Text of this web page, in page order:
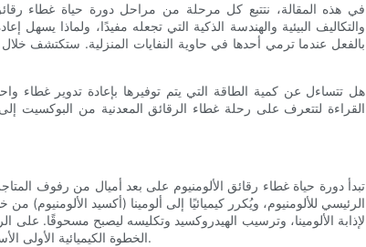
في هذه المقالة، نتتبع كل مرحلة من مراحل دورة حياة غطاء
والتكاليف البيئية والهندسة الذكية التي تجعله مفيدًا، ولماذا
بالفعل عندما ترمي أحدها في حاوية النفايات المنزلية. ستكتشف
هل تتساءل عن كمية الطاقة التي يتم توفيرها بإعادة تدوير غطاء
القراءة لتتعرف على رحلة غطاء الرقائق المعدنية من البوكسيت
تبدأ دورة حياة غطاء رقائق الألومنيوم على بعد أميال من رفوف
الرئيسي للألومنيوم، ويُكرر كيميائيًا إلى ألومينا (أكسيد الألومنيوم)
لإذابة الألومينا، وترسيب الهيدروكسيد وتكليسه ليصبح مسحوقًا. على
الخطوة الكيميائية الأولى الأساسية التي تُحوّل الخام الجيولوجي إلى مادة ذات قيمة صناعية وتعبئة هائلة.